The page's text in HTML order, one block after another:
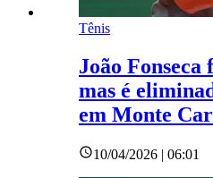
Tênis
João Fonseca
mas é
em Monte
10/04/2026 | 06:01